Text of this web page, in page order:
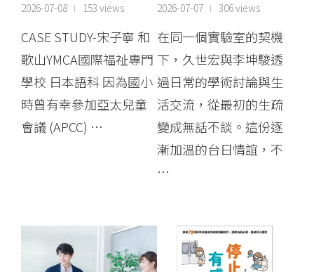
2026-07-08 153 views
CASE STUDY-宋子寧 和
歌山YMCA國際福祉專門
學校 日本語科 因為國小
時曾有幸參加亞太兒童
會議 (APCC) …
2026-07-07 306 views
在同一個實驗室的契機
下，久世宏與李坤駿透
過日常的學術討論與生
活交流，從最初的生疏
變成無話不談。這份逐
漸加溫的台日情誼，不
…